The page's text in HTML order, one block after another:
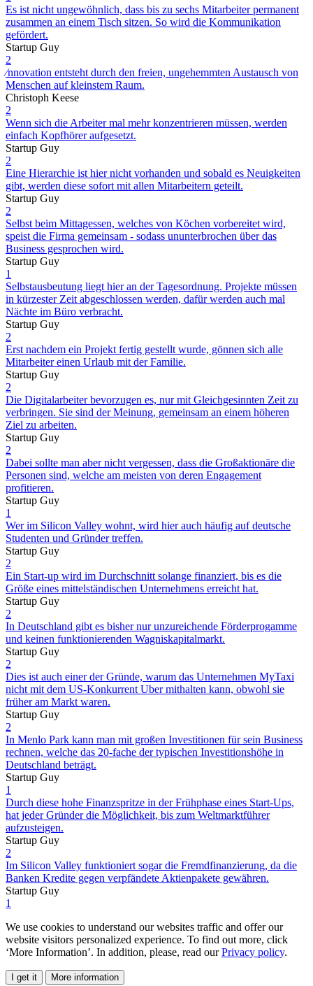
Es ist nicht ungewöhnlich, dass bis zu sechs Mitarbeiter permanent
zusammen an einem Tisch sitzen. So wird die Kommunikation
gefördert.
Startup Guy
2
⁄nnovation entsteht durch den freien, ungehemmten Austausch von
Menschen auf kleinstem Raum.
Christoph Keese
2
Wenn sich die Arbeiter mal mehr konzentrieren müssen, werden
einfach Kopfhörer aufgesetzt.
Startup Guy
2
Eine Hierarchie ist hier nicht vorhanden und sobald es Neuigkeiten
gibt, werden diese sofort mit allen Mitarbeitern geteilt.
Startup Guy
2
Selbst beim Mittagessen, welches von Köchen vorbereitet wird,
speist die Firma gemeinsam - sodass ununterbrochen über das
Business gesprochen wird.
Startup Guy
1
Selbstausbeutung liegt hier an der Tagesordnung. Projekte müssen
in kürzester Zeit abgeschlossen werden, dafür werden auch mal
Nächte im Büro verbracht.
Startup Guy
2
Erst nachdem ein Projekt fertig gestellt wurde, gönnen sich alle
Mitarbeiter einen Urlaub mit der Familie.
Startup Guy
2
Die Digitalarbeiter bevorzugen es, nur mit Gleichgesinnten Zeit zu
verbringen. Sie sind der Meinung, gemeinsam an einem höheren
Ziel zu arbeiten.
Startup Guy
2
Dabei sollte man aber nicht vergessen, dass die Großaktionäre die
Personen sind, welche am meisten von deren Engagement
profitieren.
Startup Guy
1
Wer im Silicon Valley wohnt, wird hier auch häufig auf deutsche
Studenten und Gründer treffen.
Startup Guy
2
Ein Start-up wird im Durchschnitt solange finanziert, bis es die
Größe eines mittelständischen Unternehmens erreicht hat.
Startup Guy
2
In Deutschland gibt es bisher nur unzureichende Förderprogamme
und keinen funktionierenden Wagniskapitalmarkt.
Startup Guy
2
Dies ist auch einer der Gründe, warum das Unternehmen MyTaxi
nicht mit dem US-Konkurrent Uber mithalten kann, obwohl sie
früher am Markt waren.
Startup Guy
2
In Menlo Park kann man mit großen Investitionen für sein Business
rechnen, welche das 20-fache der typischen Investitionshöhe in
Deutschland beträgt.
Startup Guy
1
Durch diese hohe Finanzspritze in der Frühphase eines Start-Ups,
hat jeder Gründer die Möglichkeit, bis zum Weltmarktführer
aufzusteigen.
Startup Guy
2
Im Silicon Valley funktioniert sogar die Fremdfinanzierung, da die
Banken Kredite gegen verpfändete Aktienpakete gewähren.
Startup Guy
1
We use cookies to understand our websites traffic and offer our
website visitors personalized experience. To find out more, click
‘More Information’. In addition, please, read ourPrivacy policy.
I get it More information